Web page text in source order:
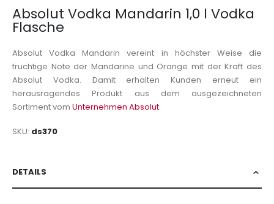
Absolut Vodka Mandarin 1,0 l Vodka
Flasche
Absolut Vodka Mandarin vereint in höchster Weise die
fruchtige Note der Mandarine und Orange mit der Kraft des
Absolut Vodka. Damit erhalten Kunden erneut ein
herausragendes Produkt aus dem ausgezeichneten
Sortiment vom Unternehmen Absolut.
SKU ds370
DETAILS